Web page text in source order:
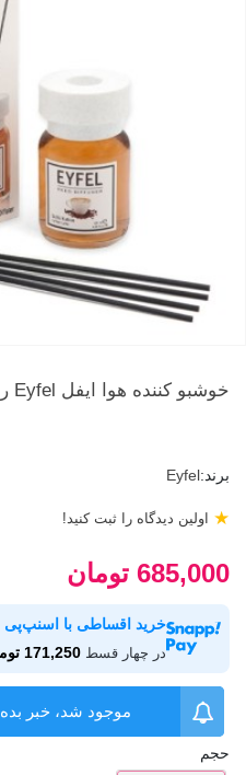
خوشبو کننده هوا ایفل Eyfel رایحه لته Coffe Latte
برند:Eyfel
اولین دیدگاه را ثبت کنید! ★
685,000 تومان
خرید اقساطی با اسنپ‌پی
در چهار قسط 171,250 تومانی
موجود شد، خبر بده
حجم